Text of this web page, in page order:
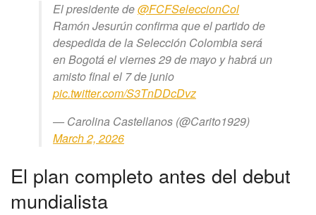
El presidente de@FCFSeleccionCol
Ramón Jesurún confirma que el partido de
despedida de la Selección Colombia será
en Bogotá el viernes 29 de mayo y habrá un
amisto final el 7 de junio
pic.twitter.com/S3TnDDcDvz
— Carolina Castellanos (@Carito1929)
March 2, 2026
El plan completo antes del debut
mundialista